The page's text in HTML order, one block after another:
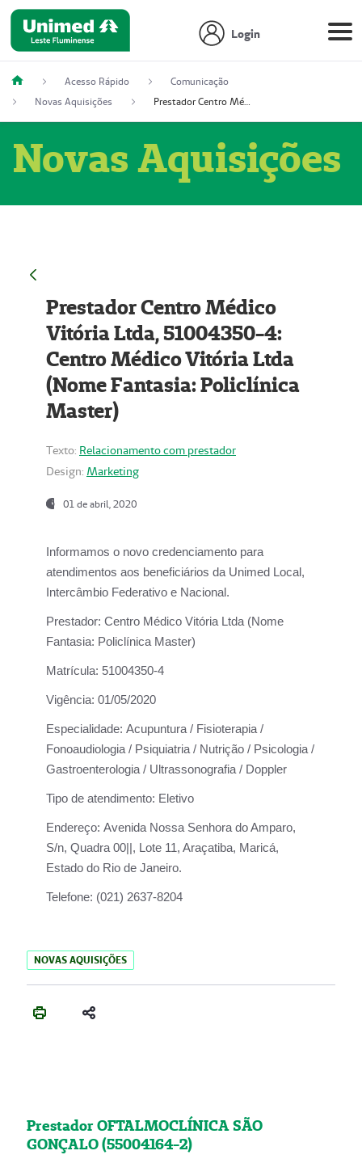
Login
Acesso Rápido
Comunicação
Novas Aquisições
Prestador Centro Médico Vitória Ltda, 51004350-4: Centro Médico Vitória Ltda (Nome Fantasia: Policlínica Master)
Novas Aquisições
Prestador Centro Médico
Vitória Ltda, 51004350-4:
Centro Médico Vitória Ltda
(Nome Fantasia: Policlínica
Master)
Texto: Relacionamento com prestador
Design: Marketing
01 de abril, 2020
Informamos o novo credenciamento para
atendimentos aos beneficiários da Unimed Local,
Intercâmbio Federativo e Nacional.
Prestador: Centro Médico Vitória Ltda (Nome
Fantasia: Policlínica Master)
Matrícula: 51004350-4
Vigência: 01/05/2020
Especialidade: Acupuntura / Fisioterapia /
Fonoaudiologia / Psiquiatria / Nutrição / Psicologia /
Gastroenterologia / Ultrassonografia / Doppler
Tipo de atendimento: Eletivo
Endereço: Avenida Nossa Senhora do Amparo,
S/n, Quadra 00||, Lote 11, Araçatiba, Maricá,
Estado do Rio de Janeiro.
Telefone: (021) 2637-8204
NOVAS AQUISIÇÕES
Prestador OFTALMOCLÍNICA SÃO
GONÇALO (55004164-2)